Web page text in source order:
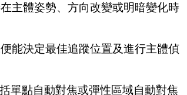
主體姿勢、方向改變或明暗變化時
能決定最佳追蹤位置及進行主體偵
單點自動對焦或彈性區域自動對焦